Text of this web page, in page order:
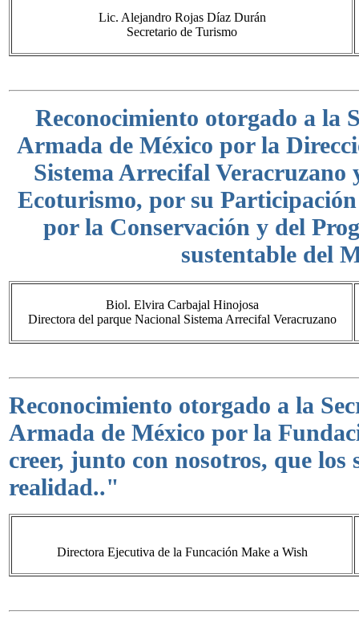
Lic. Alejandro Rojas Díaz Durán
Secretario de Turismo
Reconocimiento otorgado a la
Armada de México por la
Sistema Arrecifal Veracruzano
Ecoturismo, por su
por la Conservación y del
sustentable del
Biol. Elvira Carbajal Hinojosa
Directora del parque Nacional Sistema Arrecifal Veracruzano
Reconocimiento otorgado a la
Armada de México por la
creer, junto con nosotros, que los
realidad.."
Directora Ejecutiva de la Funcación Make a Wish